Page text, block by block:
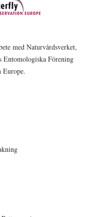
med Naturvårdsverket,
Entomologiska Förening
Europe.